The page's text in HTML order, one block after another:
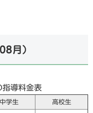
月）
指導料金表
中学生 高校生